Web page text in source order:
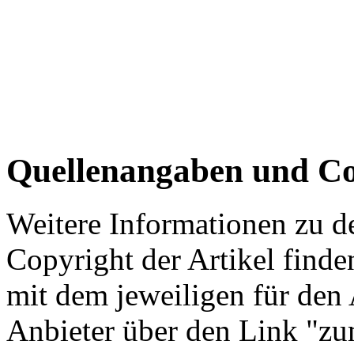
Quellenangaben und
Weitere Informationen zu
Copyright der Artikel
mit dem jeweiligen für
Anbieter über den Link